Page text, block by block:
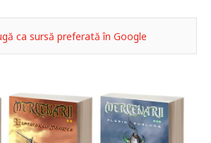
ca sursă preferată în Google